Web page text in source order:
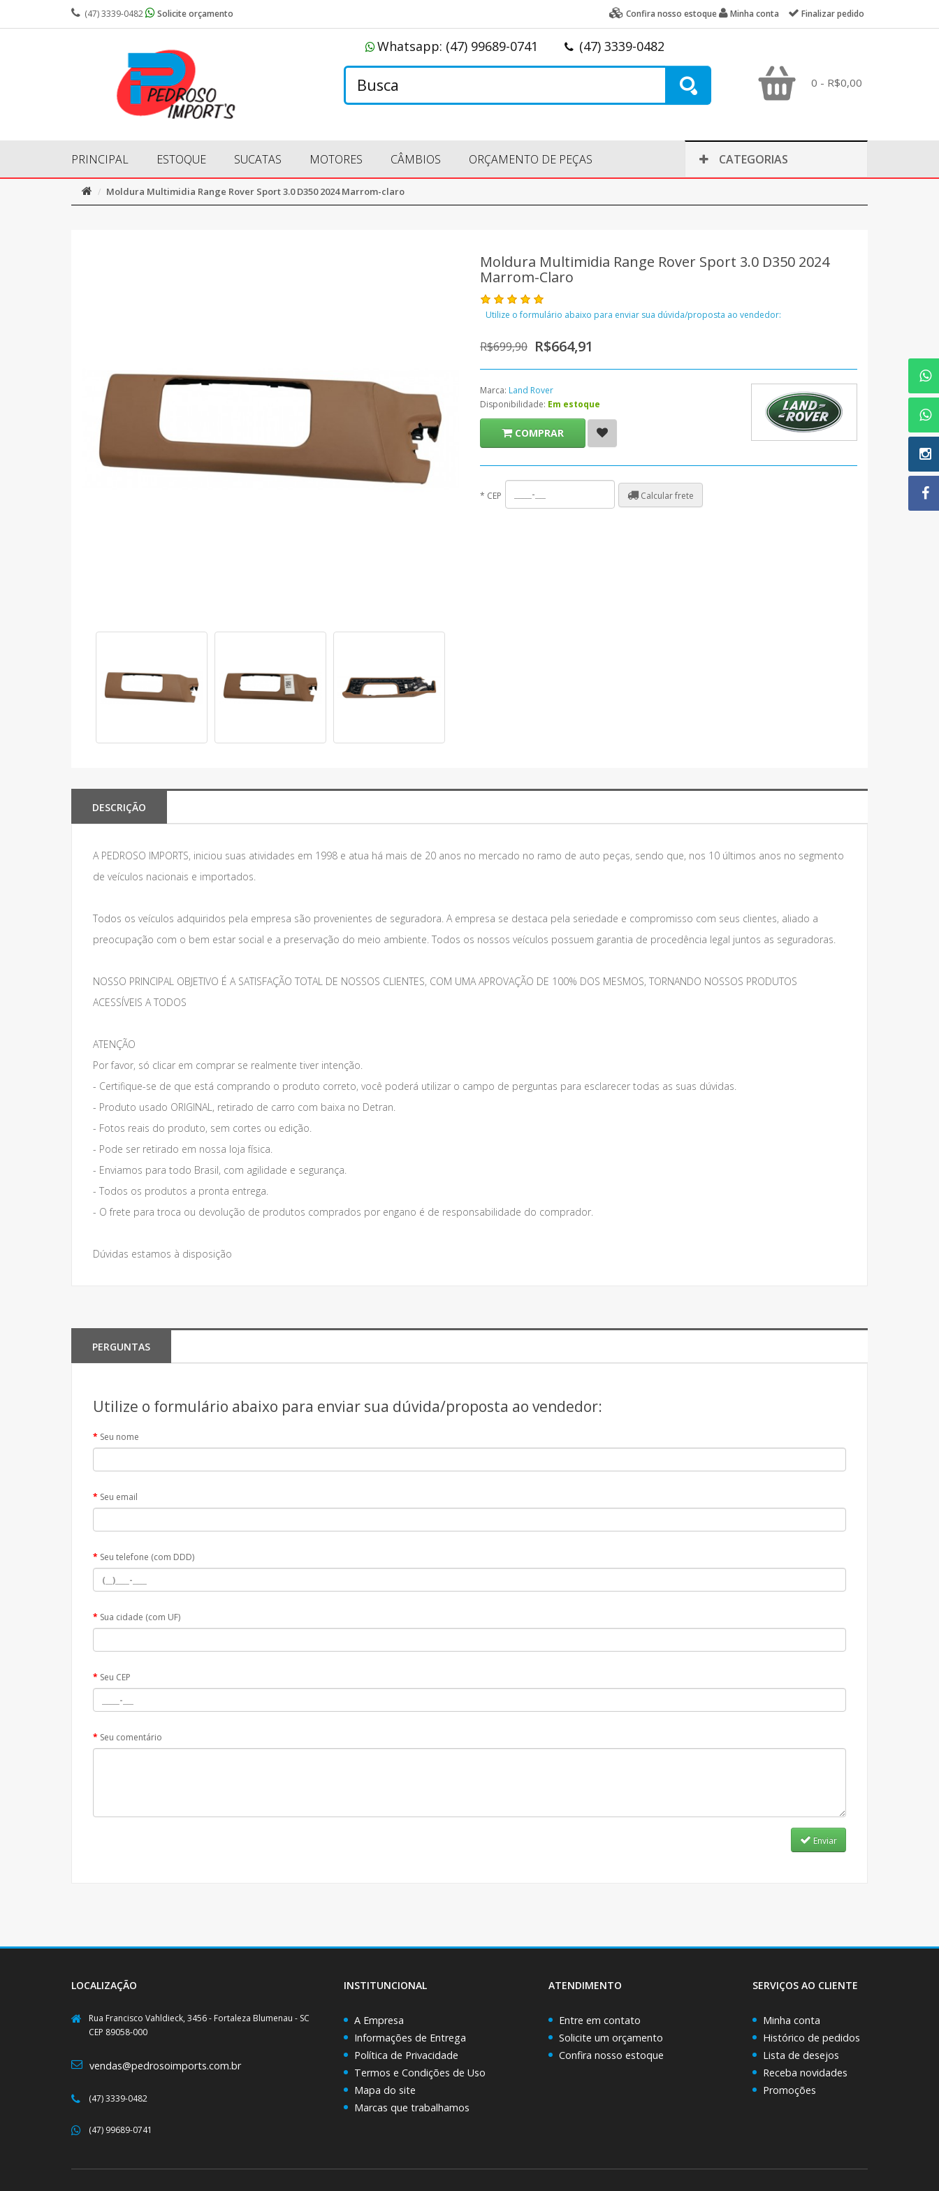
(47) 3339-0482 Solicite orçamento Confira nosso estoque Minha conta Finalizar pedido
Whatsapp: (47) 99689-0741 (47) 3339-0482
0 - R$0,00
PRINCIPAL ESTOQUE SUCATAS MOTORES CÂMBIOS ORÇAMENTO DE PEÇAS CATEGORIAS
Moldura Multimidia Range Rover Sport 3.0 D350 2024 Marrom-claro
Moldura Multimidia Range Rover Sport 3.0 D350 2024
Marrom-Claro
Utilize o formulário abaixo para enviar sua dúvida/proposta ao vendedor:
R$699,90 R$664,91
Marca: Land Rover
Disponibilidade: Em estoque
COMPRAR
* CEP Calcular frete
DESCRIÇÃO
A PEDROSO IMPORTS, iniciou suas atividades em 1998 e atua há mais de 20 anos no mercado no ramo de auto peças, sendo que, nos 10 últimos anos no segmento
de veículos nacionais e importados.
Todos os veículos adquiridos pela empresa são provenientes de seguradora. A empresa se destaca pela seriedade e compromisso com seus clientes, aliado a
preocupação com o bem estar social e a preservação do meio ambiente. Todos os nossos veículos possuem garantia de procedência legal juntos as seguradoras.
NOSSO PRINCIPAL OBJETIVO É A SATISFAÇÃO TOTAL DE NOSSOS CLIENTES, COM UMA APROVAÇÃO DE 100% DOS MESMOS, TORNANDO NOSSOS PRODUTOS
ACESSÍVEIS A TODOS
ATENÇÃO
Por favor, só clicar em comprar se realmente tiver intenção.
- Certifique-se de que está comprando o produto correto, você poderá utilizar o campo de perguntas para esclarecer todas as suas dúvidas.
- Produto usado ORIGINAL, retirado de carro com baixa no Detran.
- Fotos reais do produto, sem cortes ou edição.
- Pode ser retirado em nossa loja física.
- Enviamos para todo Brasil, com agilidade e segurança.
- Todos os produtos a pronta entrega.
- O frete para troca ou devolução de produtos comprados por engano é de responsabilidade do comprador.
Dúvidas estamos à disposição
PERGUNTAS
Utilize o formulário abaixo para enviar sua dúvida/proposta ao vendedor:
Seu nome
Seu email
Seu telefone (com DDD)
Sua cidade (com UF)
Seu CEP
Seu comentário
Enviar
LOCALIZAÇÃO
Rua Francisco Vahldieck, 3456 - Fortaleza Blumenau - SC
CEP 89058-000
vendas@pedrosoimports.com.br
(47) 3339-0482
(47) 99689-0741
INSTITUNCIONAL
A Empresa
Informações de Entrega
Política de Privacidade
Termos e Condições de Uso
Mapa do site
Marcas que trabalhamos
ATENDIMENTO
Entre em contato
Solicite um orçamento
Confira nosso estoque
SERVIÇOS AO CLIENTE
Minha conta
Histórico de pedidos
Lista de desejos
Receba novidades
Promoções